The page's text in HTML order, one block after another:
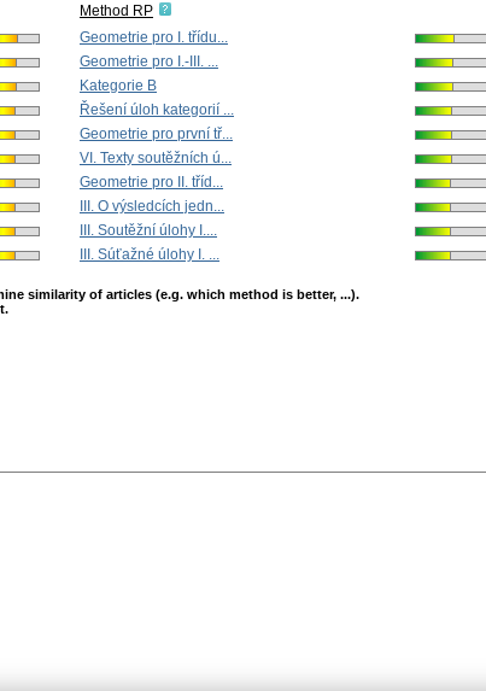
Method RP
Geometrie pro I. třídu...
Geometrie pro I.-III. ...
Kategorie B
Řešení úloh kategorií ...
Geometrie pro první tř...
VI. Texty soutěžních ú...
Geometrie pro II. tříd...
III. O výsledcích jedn...
III. Soutěžní úlohy I....
III. Súťažné úlohy I. ...
similarity of articles (e.g. which method is better, ...).